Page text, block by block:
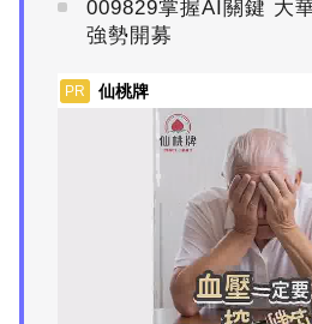
009829掌握AI關鍵 大
強勢開募
PR 仙桃牌